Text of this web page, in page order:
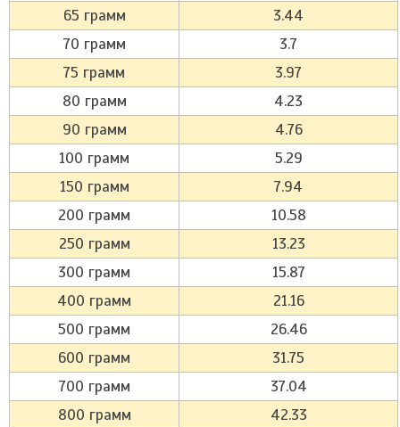
65 грамм
3.44
70 грамм
3.7
75 грамм
3.97
80 грамм
4.23
90 грамм
4.76
100 грамм
5.29
150 грамм
7.94
200 грамм
10.58
250 грамм
13.23
300 грамм
15.87
400 грамм
21.16
500 грамм
26.46
600 грамм
31.75
700 грамм
37.04
800 грамм
42.33